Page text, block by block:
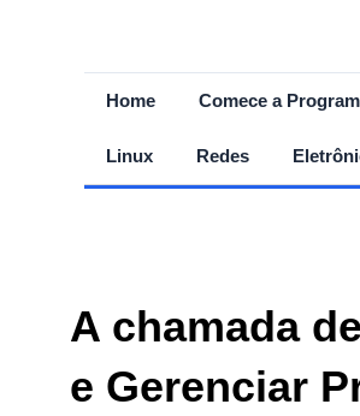
Home Comece a
Linux Redes
A chamada
e Gerenciar